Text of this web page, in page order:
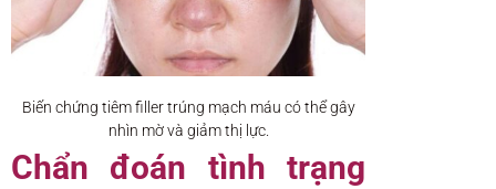
Biến chứng tiêm filler trúng mạch máu có thể gây
nhìn mờ và giảm thị lực.
Chẩn đoán tình trạng